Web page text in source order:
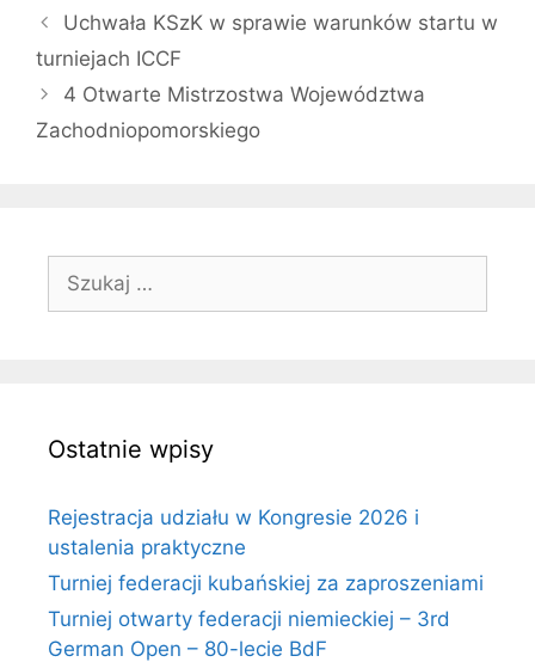
Uchwała KSzK w sprawie warunków startu w
turniejach ICCF
4 Otwarte Mistrzostwa Województwa
Zachodniopomorskiego
Szukaj:
Ostatnie wpisy
Rejestracja udziału w Kongresie 2026 i
ustalenia praktyczne
Turniej federacji kubańskiej za zaproszeniami
Turniej otwarty federacji niemieckiej – 3rd
German Open – 80-lecie BdF